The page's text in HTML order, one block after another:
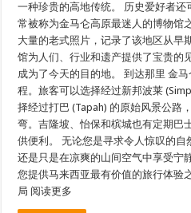
一种珍贵的高地传统。 历史爱好者还
常被称为金马仑高原最迷人的博物馆
大量的老式照片，记录了该地区从早
馆为人们、行业和遗产提供了宝贵的
成为了今天的目的地。 到达那里 金
程。旅客可以选择经过新邦波莱
择经过打巴 (Tapah) 的原始风景公路
弯。吉隆坡、怡保和槟城也有定期巴
供便利。 无论您是寻求令人惊叹的自
还是只是在凉爽的山间空气中享受宁
您提供马来西亚最有价值的旅行体验
局 阅读更多